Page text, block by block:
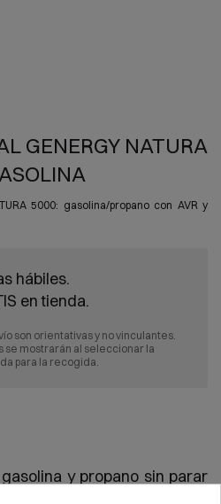
GENERGY NATURA
5000: gasolina/propano con AVR y
hábiles.
en tienda.
son orientativas y no vinculantes.
se mostrarán al seleccionar la
para la recogida.
y propano sin parar